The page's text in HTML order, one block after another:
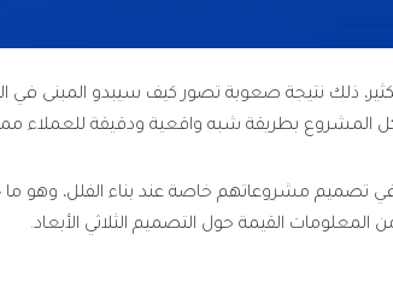
ذلك نتيجة صعوبة تصور كيف سيبدو المبنى في
المشروع بطريقة شبه واقعية ودقيقة للعملاء مما
القيمة حول التصميم الثلاثي الأبعاد.